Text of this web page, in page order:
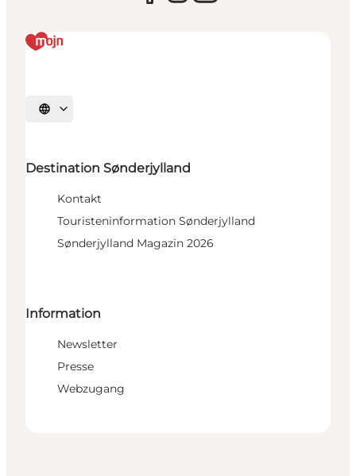
Sprache auswählen
Destination Sønderjylland
Kontakt
Touristeninformation Sønderjylland
Sønderjylland Magazin 2026
Information
Newsletter
Presse
Webzugang